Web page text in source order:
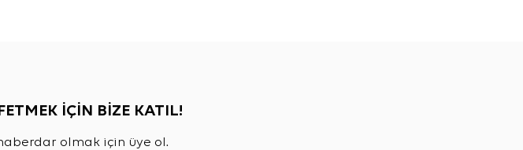
İÇİN BİZE KATIL!
olmak için üye ol.